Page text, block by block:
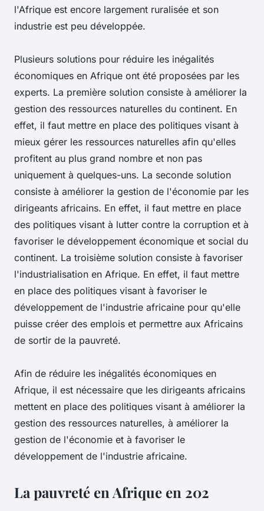
l'Afrique est encore largement ruralisée et son
industrie est peu développée.
Plusieurs solutions pour réduire les inégalités
économiques en Afrique ont été proposées par les
experts. La première solution consiste à améliorer la
gestion des ressources naturelles du continent. En
effet, il faut mettre en place des politiques visant à
mieux gérer les ressources naturelles afin qu'elles
profitent au plus grand nombre et non pas
uniquement à quelques-uns. La seconde solution
consiste à améliorer la gestion de l'économie par les
dirigeants africains. En effet, il faut mettre en place
des politiques visant à lutter contre la corruption et à
favoriser le développement économique et social du
continent. La troisième solution consiste à favoriser
l'industrialisation en Afrique. En effet, il faut mettre
en place des politiques visant à favoriser le
développement de l'industrie africaine pour qu'elle
puisse créer des emplois et permettre aux Africains
de sortir de la pauvreté.
Afin de réduire les inégalités économiques en
Afrique, il est nécessaire que les dirigeants africains
mettent en place des politiques visant à améliorer la
gestion des ressources naturelles, à améliorer la
gestion de l'économie et à favoriser le
développement de l'industrie africaine.
La pauvreté en Afrique en 202